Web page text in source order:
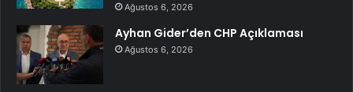
Ağustos 6, 2026
Ayhan Gider’den CHP Açıklaması
Ağustos 6, 2026